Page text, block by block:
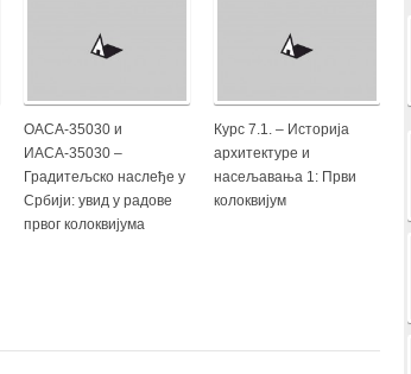
ОАСА-35030 и
ИАСА-35030 –
Градитељско наслеђе у
Србији: увид у радове
првог колоквијума
Курс 7.1. – Историја
архитектуре и
насељавања 1: Први
колоквијум